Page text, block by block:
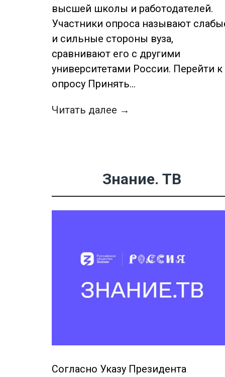
высшей школы и работодателей.
Участники опроса называют
и сильные стороны вуза,
сравнивают его с другими
университетами России. Перейти к
опросу Принять…
Читать далее →
Знание. ТВ
Согласно Указу Президента